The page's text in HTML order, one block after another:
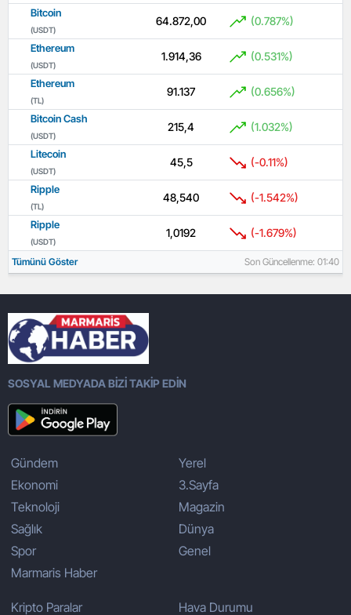
Bitcoin
(USDT)
64.872,00 (0.787%)
Ethereum
(USDT)
1.914,36 (0.531%)
Ethereum
(TL)
91.137 (0.656%)
Bitcoin Cash
(USDT)
215,4 (1.032%)
Litecoin
(USDT)
45,5 (-0.11%)
Ripple
(TL)
48,540 (-1.542%)
Ripple
(USDT)
1,0192 (-1.679%)
Tümünü Göster Son Güncellenme: 01:40
SOSYAL MEDYADA BİZİ TAKİP EDİN
Gündem
Ekonomi
Teknoloji
Sağlık
Spor
Marmaris Haber
Yerel
3.Sayfa
Magazin
Dünya
Genel
Kripto Paralar Hava Durumu